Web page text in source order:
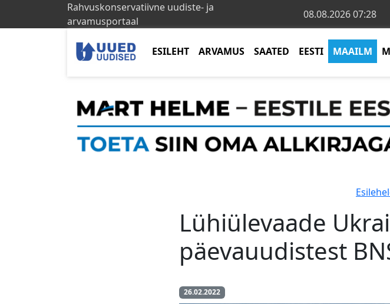
Rahvuskonservatiivne uudiste- ja
arvamusportaal
08.08.2026 07:28
ESILEHT ARVAMUS SAATED EESTI MAAILM
Lühiülevaade
päevauudistest
26.02.2022